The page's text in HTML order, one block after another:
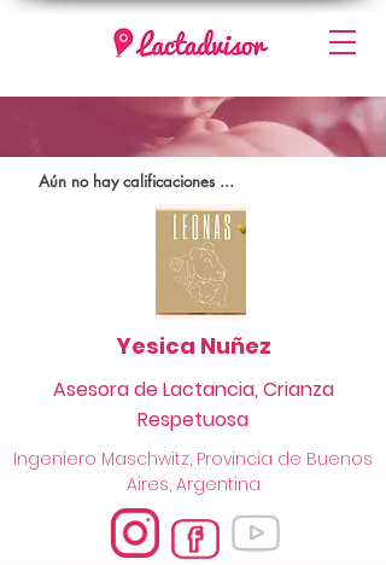
Aún no hay calificaciones ...
Ingeniero Maschwitz, Provincia de Buenos
Aires, Argentina
Yesica Nuñez
Asesora de Lactancia, Crianza
Respetuosa